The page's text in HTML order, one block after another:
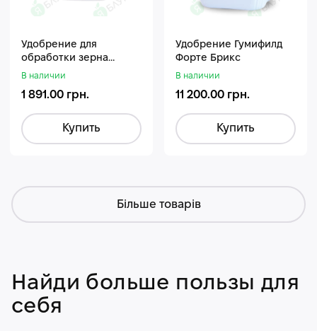
Удобрение для
обработки зерна
Стармакс Гумифос
В наличии
1 891.00 грн.
Купить
Удобрение Гумифилд
Форте Брикс
В наличии
11 200.00 грн.
Купить
Більше товарів
Найди больше пользы для
себя